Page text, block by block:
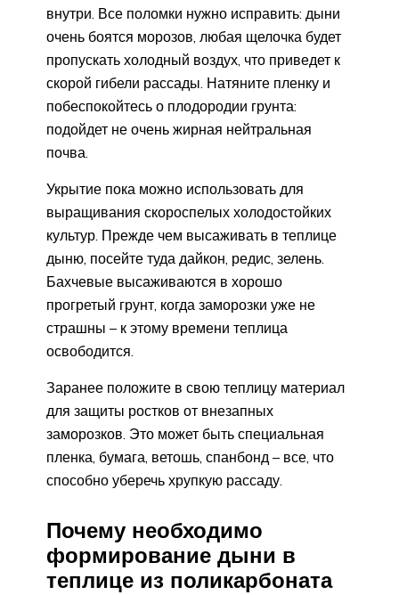
внутри. Все поломки нужно исправить: дыни
очень боятся морозов, любая щелочка будет
пропускать холодный воздух, что приведет к
скорой гибели рассады. Натяните пленку и
побеспокойтесь о плодородии грунта:
подойдет не очень жирная нейтральная
почва.
Укрытие пока можно использовать для
выращивания скороспелых холодостойких
культур. Прежде чем высаживать в теплице
дыню, посейте туда дайкон, редис, зелень.
Бахчевые высаживаются в хорошо
прогретый грунт, когда заморозки уже не
страшны – к этому времени теплица
освободится.
Заранее положите в свою теплицу материал
для защиты ростков от внезапных
заморозков. Это может быть специальная
пленка, бумага, ветошь, спанбонд – все, что
способно уберечь хрупкую рассаду.
Почему необходимо
формирование дыни в
теплице из поликарбоната